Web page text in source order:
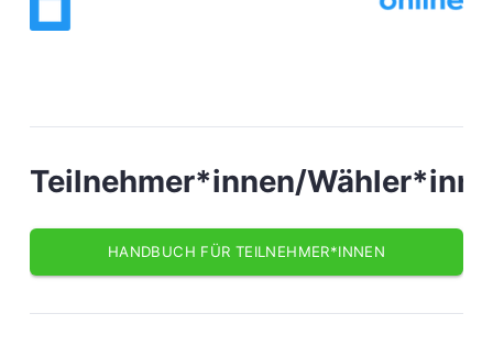
Teilnehmer*innen/
HANDBUCH FÜR TEILNEHMER*INNEN